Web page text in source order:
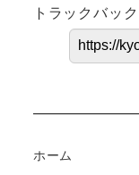
トラックバッ
ホーム